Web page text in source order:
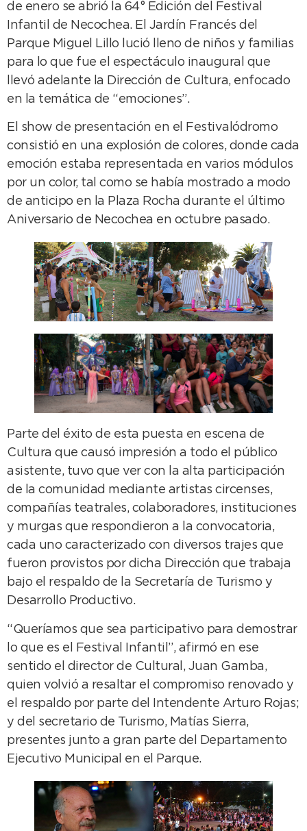
de enero se abrió la 64° Edición del Festival
Infantil de Necochea. El Jardín Francés del
Parque Miguel Lillo lució lleno de niños y familias
para lo que fue el espectáculo inaugural que
llevó adelante la Dirección de Cultura, enfocado
en la temática de “emociones”.
El show de presentación en el Festivalódromo
consistió en una explosión de colores, donde cada
emoción estaba representada en varios módulos
por un color, tal como se había mostrado a modo
de anticipo en la Plaza Rocha durante el último
Aniversario de Necochea en octubre pasado.
Parte del éxito de esta puesta en escena de
Cultura que causó impresión a todo el público
asistente, tuvo que ver con la alta participación
de la comunidad mediante artistas circenses,
compañías teatrales, colaboradores, instituciones
y murgas que respondieron a la convocatoria,
cada uno caracterizado con diversos trajes que
fueron provistos por dicha Dirección que trabaja
bajo el respaldo de la Secretaría de Turismo y
Desarrollo Productivo.
“Queríamos que sea participativo para demostrar
lo que es el Festival Infantil”, afirmó en ese
sentido el director de Cultural, Juan Gamba,
quien volvió a resaltar el compromiso renovado y
el respaldo por parte del Intendente Arturo Rojas;
y del secretario de Turismo, Matías Sierra,
presentes junto a gran parte del Departamento
Ejecutivo Municipal en el Parque.